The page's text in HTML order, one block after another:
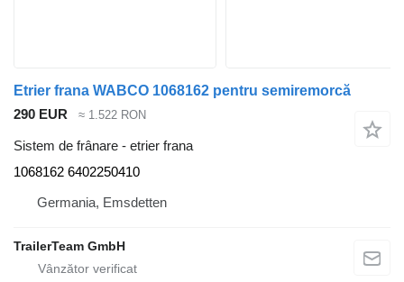
Etrier frana WABCO 1068162 pentru semiremorcă
290 EUR
≈ 1.522 RON
Sistem de frânare - etrier frana
1068162 6402250410
Germania, Emsdetten
TrailerTeam GmbH